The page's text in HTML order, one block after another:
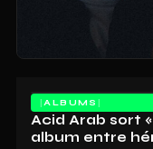
ALBUMS
Acid Arab sort
album entre